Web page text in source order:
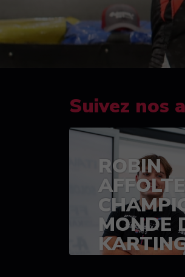
Suivez nos
ROBIN
MONDE